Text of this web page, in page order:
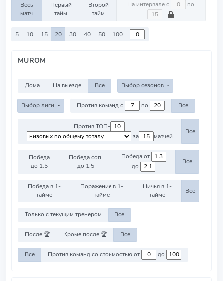
Весь
матч
Первый
тайм
Второй
тайм
На интервале с по
5 10 15 20 30 40 50 100
MUROM
Дома На выезде Все Выбор сезонов
Выбор лиги Против команд с по Все
Против ТОП-
за
матчей
Все
Победа
до 1.5
Победа соп.
до 1.5
Победа от
до
Все
Победа в 1-
тайме
Поражение в 1-
тайме
Ничья в 1-
тайме
Все
Только с текущим тренером Все
После 🏆 Кроме после 🏆 Все
Все Против команд со стоимостью от до